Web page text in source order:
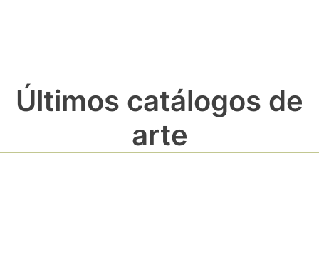
Últimos catálogos de
arte